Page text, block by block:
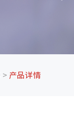
> 产品详情